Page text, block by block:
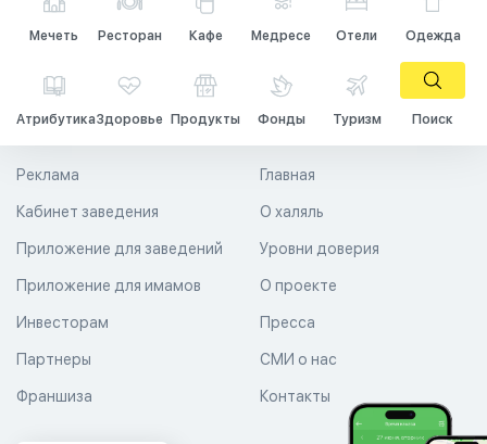
Мечеть Ресторан Кафе Медресе Отели Одежда
АтрибутикаЗдоровье Продукты Фонды Туризм Поиск
Главная
О халяль
Уровни доверия
Реклама
Кабинет заведения
Приложение для заведений
Приложение для имамов О проекте
Пресса
СМИ о нас
Контакты
Инвесторам
Партнеры
Франшиза